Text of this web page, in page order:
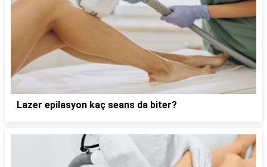
Lazer epilasyon kaç seans da biter?